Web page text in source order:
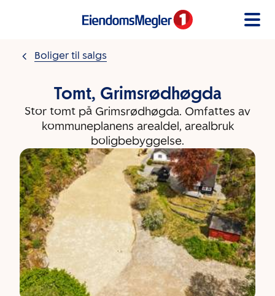
Boliger til salgs
Tomt, Grimsrødhøgda
Stor tomt på Grimsrødhøgda. Omfattes av
kommuneplanens arealdel, arealbruk
boligbebyggelse.